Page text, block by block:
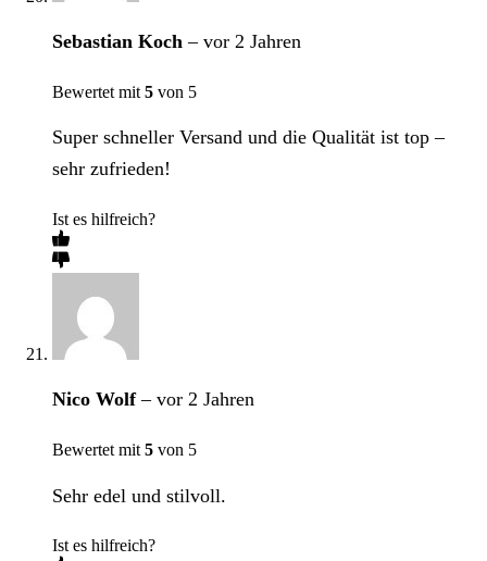
Sebastian Koch– vor 2 Jahren
Bewertet mit 5 von 5
Super schneller Versand und die Qualität ist top –
sehr zufrieden!
Ist es hilfreich?
Nico Wolf– vor 2 Jahren
Bewertet mit 5 von 5
Sehr edel und stilvoll.
Ist es hilfreich?